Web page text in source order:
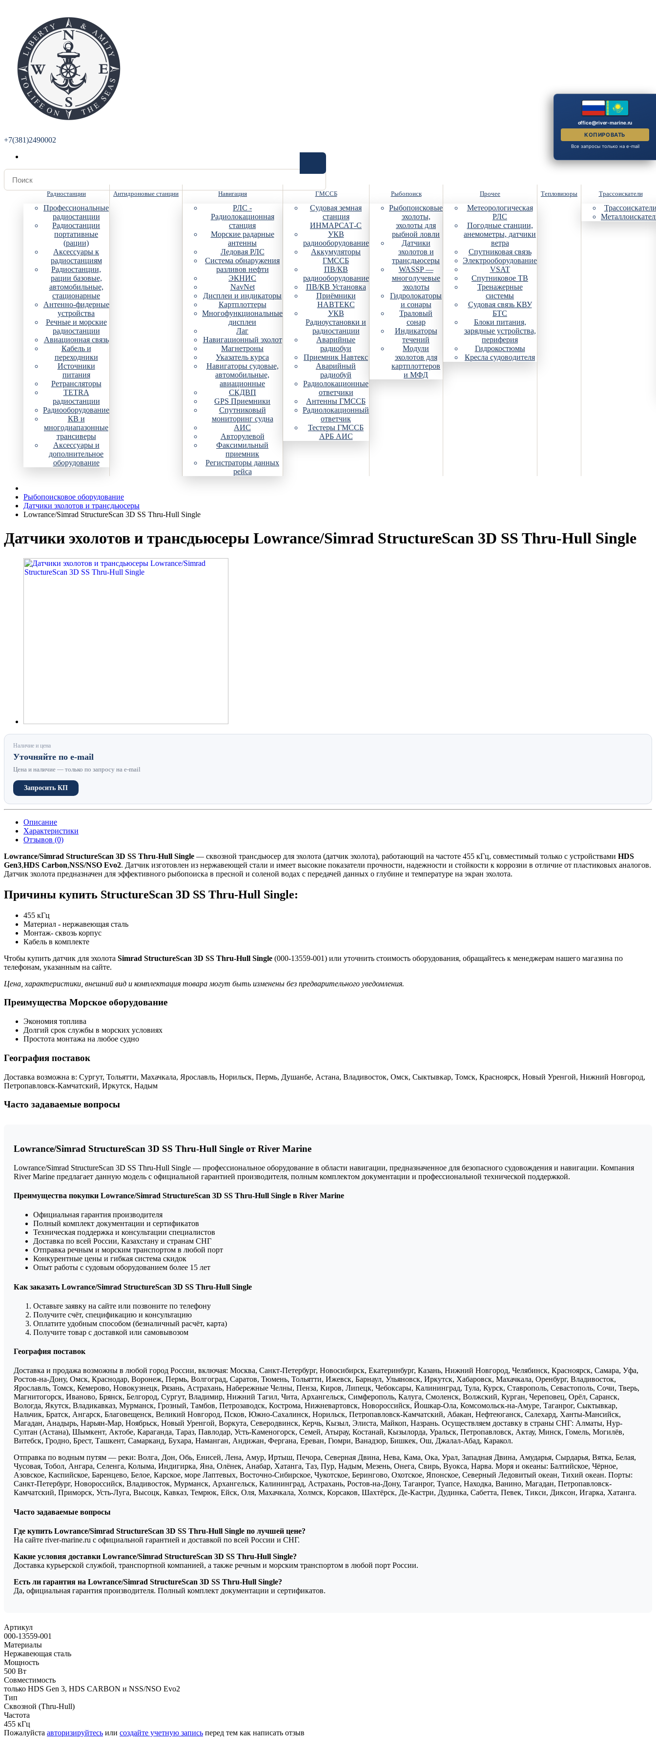
+7(381)2490002
Радиостанции
Профессиональные
радиостанции
Радиостанции
портативные
(рации)
Аксессуары к
радиостанциям
Радиостанции,
рации базовые,
автомобильные,
стационарные
Антенно-фидерные
устройства
Речные и морские
радиостанции
Авиационная связь
Кабель и
переходники
Источники
питания
Ретрансляторы
TETRA
радиостанции
Радиооборудование
КВ и
многодиапазонные
трансиверы
Аксессуары и
дополнительное
оборудование
Антидроновые станции Навигация
РЛС -
Радиолокационная
станция
Морские радарные
антенны
Ледовая РЛС
Система обнаружения
разливов нефти
ЭКНИС
NavNet
Дисплеи и индикаторы
Картплоттеры
Многофункциональные
дисплеи
Лаг
Навигационный эхолот
Магнетроны
Указатель курса
Навигаторы судовые,
автомобильные,
авиационные
СКДВП
GPS Приемники
Спутниковый
мониторинг судна
АИС
Авторулевой
Факсимильный
приемник
Регистраторы данных
рейса
ГМССБ
Судовая земная
станция
ИНМАРСАТ-С
УКВ
радиооборудование
Аккумуляторы
ГМССБ
ПВ/КВ
радиооборудование
ПВ/КВ Установка
Приёмники
НАВТЕКС
УКВ
Радиоустановки и
радиостанции
Аварийные
радиобуи
Приемник Навтекс
Аварийный
радиобуй
Радиолокационные
ответчики
Антенны ГМССБ
Радиолокационный
ответчик
Тестеры ГМССБ
АРБ АИС
Рыбопоиск
Рыбопоисковые
эхолоты,
эхолоты для
рыбной ловли
Датчики
эхолотов и
трансдьюсеры
WASSP —
многолучевые
эхолоты
Гидролокаторы
и сонары
Траловый
сонар
Индикаторы
течений
Модули
эхолотов для
картплоттеров
и МФД
Прочее
Метеорологическая
РЛС
Погодные станции,
анемометры, датчики
ветра
Спутниковая связь
Электрооборудование
VSAT
Спутниковое ТВ
Тренажерные
системы
Судовая связь КВУ
БТС
Блоки питания,
зарядные устройства,
периферия
Гидрокостюмы
Кресла судоводителя
Тепловизоры Трассоискатели
Рыбопоисковое оборудование
Датчики эхолотов и трансдьюсеры
Lowrance/Simrad StructureScan 3D SS Thru-Hull Single
Датчики эхолотов и трансдьюсеры Lowrance/Simrad StructureScan 3D SS Thru-Hull Single
Наличие и цена
Уточняйте по e-mail
Цена и наличие — только по запросу на e-mail
Запросить КП
Описание
Характеристики
Отзывов (0)
Lowrance/Simrad StructureScan 3D SS Thru-Hull Single — сквозной трансдьюсер для эхолота (датчик эхолота), работающий на частоте 455 кГц, совместимый только с устройствами HDS
Gen3,HDS Carbon,NSS/NSO Evo2. Датчик изготовлен из нержавеющей стали и имеет высокие показатели прочности, надежности и стойкости к коррозии в отличие от пластиковых аналогов.
Датчик эхолота предназначен для эффективного рыбопоиска в пресной и соленой водах с передачей данных о глубине и температуре на экран эхолота.
Причины купить StructureScan 3D SS Thru-Hull Single:
455 кГц
Материал - нержавеющая сталь
Монтаж- сквозь корпус
Кабель в комплекте
Чтобы купить датчик для эхолота Simrad StructureScan 3D SS Thru-Hull Single (000-13559-001) или уточнить стоимость оборудования, обращайтесь к менеджерам нашего магазина по
телефонам, указанным на сайте.
Цена, характеристики, внешний вид и комплектация товара могут быть изменены без предварительного уведомления.
Преимущества Морское оборудование
Экономия топлива
Долгий срок службы в морских условиях
Простота монтажа на любое судно
География поставок
Доставка возможна в: Сургут, Тольятти, Махачкала, Ярославль, Норильск, Пермь, Душанбе, Астана, Владивосток, Омск, Сыктывкар, Томск, Красноярск, Новый Уренгой, Нижний Новгород,
Петропавловск-Камчатский, Иркутск, Надым
Часто задаваемые вопросы
Lowrance/Simrad StructureScan 3D SS Thru-Hull Single от River Marine
Lowrance/Simrad StructureScan 3D SS Thru-Hull Single — профессиональное оборудование в области навигации, предназначенное для безопасного судовождения и навигации. Компания
River Marine предлагает данную модель с официальной гарантией производителя, полным комплектом документации и профессиональной технической поддержкой.
Преимущества покупки Lowrance/Simrad StructureScan 3D SS Thru-Hull Single в River Marine
Официальная гарантия производителя
Полный комплект документации и сертификатов
Техническая поддержка и консультации специалистов
Доставка по всей России, Казахстану и странам СНГ
Отправка речным и морским транспортом в любой порт
Конкурентные цены и гибкая система скидок
Опыт работы с судовым оборудованием более 15 лет
Как заказать Lowrance/Simrad StructureScan 3D SS Thru-Hull Single
Оставьте заявку на сайте или позвоните по телефону
Получите счёт, спецификацию и консультацию
Оплатите удобным способом (безналичный расчёт, карта)
Получите товар с доставкой или самовывозом
География поставок
Доставка и продажа возможны в любой город России, включая: Москва, Санкт-Петербург, Новосибирск, Екатеринбург, Казань, Нижний Новгород, Челябинск, Красноярск, Самара, Уфа,
Ростов-на-Дону, Омск, Краснодар, Воронеж, Пермь, Волгоград, Саратов, Тюмень, Тольятти, Ижевск, Барнаул, Ульяновск, Иркутск, Хабаровск, Махачкала, Оренбург, Владивосток,
Ярославль, Томск, Кемерово, Новокузнецк, Рязань, Астрахань, Набережные Челны, Пенза, Киров, Липецк, Чебоксары, Калининград, Тула, Курск, Ставрополь, Севастополь, Сочи, Тверь,
Магнитогорск, Иваново, Брянск, Белгород, Сургут, Владимир, Нижний Тагил, Чита, Архангельск, Симферополь, Калуга, Смоленск, Волжский, Курган, Череповец, Орёл, Саранск,
Вологда, Якутск, Владикавказ, Мурманск, Грозный, Тамбов, Петрозаводск, Кострома, Нижневартовск, Новороссийск, Йошкар-Ола, Комсомольск-на-Амуре, Таганрог, Сыктывкар,
Нальчик, Братск, Ангарск, Благовещенск, Великий Новгород, Псков, Южно-Сахалинск, Норильск, Петропавловск-Камчатский, Абакан, Нефтеюганск, Салехард, Ханты-Мансийск,
Магадан, Анадырь, Нарьян-Мар, Ноябрьск, Новый Уренгой, Воркута, Северодвинск, Керчь, Кызыл, Элиста, Майкоп, Назрань. Осуществляем доставку в страны СНГ: Алматы, Нур-
Султан (Астана), Шымкент, Актобе, Караганда, Тараз, Павлодар, Усть-Каменогорск, Семей, Атырау, Костанай, Кызылорда, Уральск, Петропавловск, Актау, Минск, Гомель, Могилёв,
Витебск, Гродно, Брест, Ташкент, Самарканд, Бухара, Наманган, Андижан, Фергана, Ереван, Гюмри, Ванадзор, Бишкек, Ош, Джалал-Абад, Каракол.
Отправка по водным путям — реки: Волга, Дон, Обь, Енисей, Лена, Амур, Иртыш, Печора, Северная Двина, Нева, Кама, Ока, Урал, Западная Двина, Амударья, Сырдарья, Вятка, Белая,
Чусовая, Тобол, Ангара, Селенга, Колыма, Индигирка, Яна, Олёнек, Анабар, Хатанга, Таз, Пур, Надым, Мезень, Онега, Свирь, Вуокса, Нарва. Моря и океаны: Балтийское, Чёрное,
Азовское, Каспийское, Баренцево, Белое, Карское, море Лаптевых, Восточно-Сибирское, Чукотское, Берингово, Охотское, Японское, Северный Ледовитый океан, Тихий океан. Порты:
Санкт-Петербург, Новороссийск, Владивосток, Мурманск, Архангельск, Калининград, Астрахань, Ростов-на-Дону, Таганрог, Туапсе, Находка, Ванино, Магадан, Петропавловск-
Камчатский, Приморск, Усть-Луга, Высоцк, Кавказ, Темрюк, Ейск, Оля, Махачкала, Холмск, Корсаков, Шахтёрск, Де-Кастри, Дудинка, Сабетта, Певек, Тикси, Диксон, Игарка, Хатанга.
Часто задаваемые вопросы
Где купить Lowrance/Simrad StructureScan 3D SS Thru-Hull Single по лучшей цене?
На сайте river-marine.ru с официальной гарантией и доставкой по всей России и СНГ.
Какие условия доставки Lowrance/Simrad StructureScan 3D SS Thru-Hull Single?
Доставка курьерской службой, транспортной компанией, а также речным и морским транспортом в любой порт России.
Есть ли гарантия на Lowrance/Simrad StructureScan 3D SS Thru-Hull Single?
Да, официальная гарантия производителя. Полный комплект документации и сертификатов.
Артикул
000-13559-001
Материалы
Нержавеющая сталь
Мощность
500 Вт
Совместимость
только HDS Gen 3, HDS CARBON и NSS/NSO Evo2
Тип
Сквозной (Thru-Hull)
Частота
455 кГц
Пожалуйста авторизируйтесь или создайте учетную запись перед тем как написать отзыв
office@river-marine.ru
КОПИРОВАТЬ
Все запросы только на e-mail